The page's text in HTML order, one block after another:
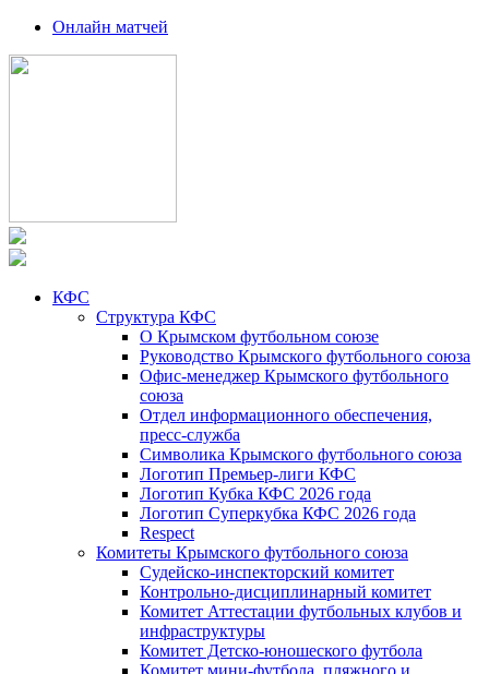
Онлайн матчей
КФС
Структура КФС
О Крымском футбольном союзе
Руководство Крымского футбольного союза
Офис-менеджер Крымского футбольного
союза
Отдел информационного обеспечения,
пресс-служба
Символика Крымского футбольного союза
Логотип Премьер-лиги КФС
Логотип Кубка КФС 2026 года
Логотип Суперкубка КФС 2026 года
Respect
Комитеты Крымского футбольного союза
Судейско-инспекторский комитет
Контрольно-дисциплинарный комитет
Комитет Аттестации футбольных клубов и
инфраструктуры
Комитет Детско-юношеского футбола
Комитет мини-футбола, пляжного и